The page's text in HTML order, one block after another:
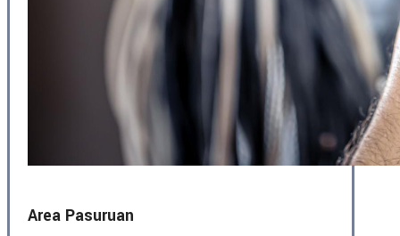
Area Pasuruan